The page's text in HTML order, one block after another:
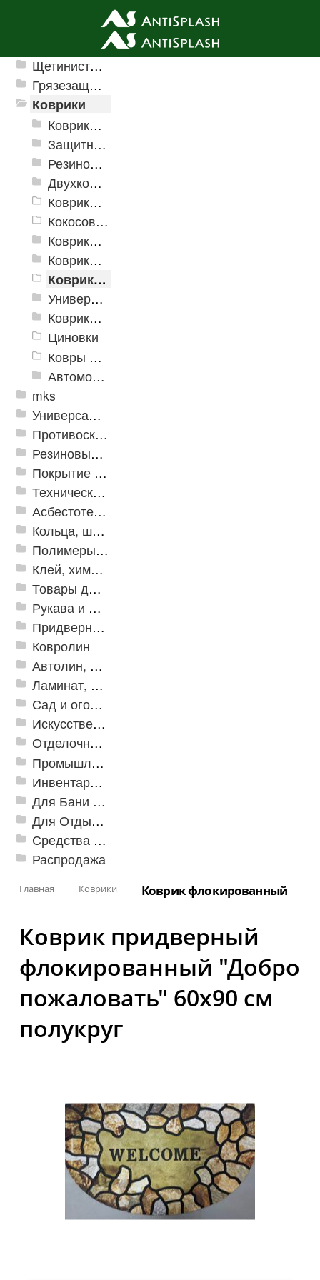
Ячеистые грязезащитные покрытия
Щетинистые покрытия
Грязезащитные, влаговпитывающие покрытия
Коврики
Коврики влаговпитывающие
Защитные коврики и лотки
Резиновые коврики
Двухкомпонентные коврики
Коврики на пенорезине
Кокосовые коврики
Коврики для ванн
Коврики и дорожки пористые (Лапша)
Коврик флокированный
Универсальные коврики
Коврики хлопковые
Циновки
Ковры для детской
Автомобильные коврики
mks
Универсальные модульные покрытия
Противоскользящая защита для лестниц, профили, ленты
Резиновые и ПВХ дорожки
Покрытие из резиновой крошки
Техническая резина
Асбестотехнические и теплоизоляционные материалы
Кольца, шайбы, манжеты
Полимеры и пластики
Клей, химия, сопутствующие товары
Товары для дома
Рукава и шланги промышленные
Придверные решетки
Ковролин
Автолин, Транслин, Линолеум
Ламинат, Кварцвиниловая плитка SPC
Сад и огород
Искусственная трава
Отделочные профили
Промышленный текстиль
Инвентарь для клининга
Для Бани и Сауны
Для Отдыха и Пикника
Средства от насекомых и садовых вредителей
Распродажа
Главная Коврики Коврик флокированный
Коврик придверный
флокированный "Добро
пожаловать" 60x90 см
полукруг